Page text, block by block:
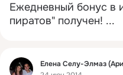
Ежедневный бонус в
пиратов" получен! ...
Фид
Елена Селу-Элмаз